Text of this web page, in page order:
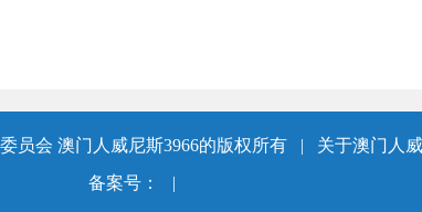
员会 澳门人威尼斯3966的版权所有 | 关于澳门人
备案号：
|